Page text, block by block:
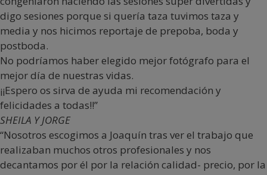
digo sesiones porque si quería taza tuvimos taza y
media y nos hicimos reportaje de prepoba, boda y
postboda.
No podríamos haber elegido mejor fotógrafo para el
mejor día de nuestras vidas.
¡¡Espero os sirva de ayuda mi recomendación y
felicidades a todas!!”
SHEILA Y JORGE
“Nosotros escogimos a Joaquín tras ver el trabajo que
realizaban muchos otros profesionales y nos
decantamos por él por la relación calidad- precio, por la